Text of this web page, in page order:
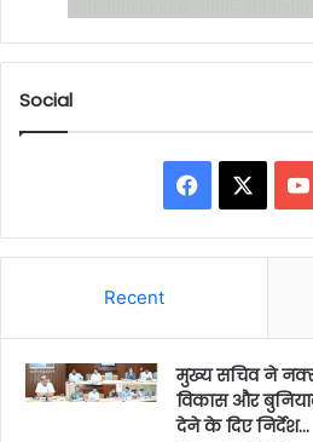
Social
Facebook
Recent
मुख्य सचिव ने
विकास और
देने के दिए निर्देश…